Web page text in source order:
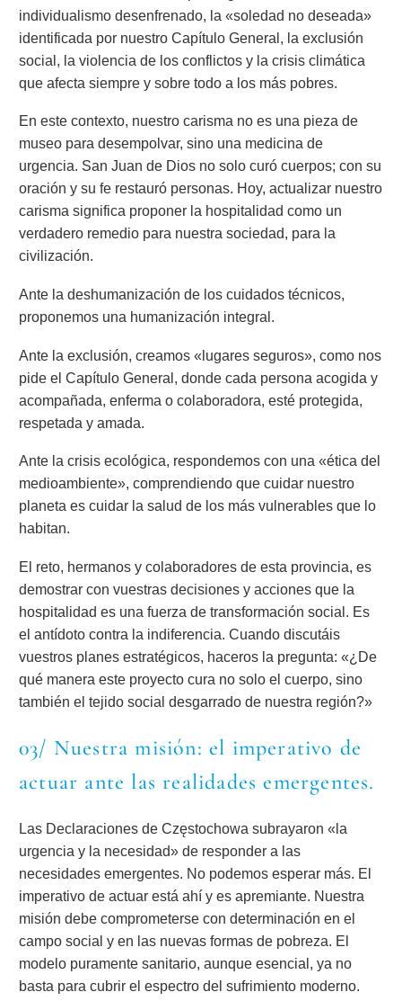
individualismo desenfrenado, la «soledad no deseada»
identificada por nuestro Capítulo General, la exclusión
social, la violencia de los conflictos y la crisis climática
que afecta siempre y sobre todo a los más pobres.
En este contexto, nuestro carisma no es una pieza de
museo para desempolvar, sino una medicina de
urgencia. San Juan de Dios no solo curó cuerpos; con su
oración y su fe restauró personas. Hoy, actualizar nuestro
carisma significa proponer la hospitalidad como un
verdadero remedio para nuestra sociedad, para la
civilización.
Ante la deshumanización de los cuidados técnicos,
proponemos una humanización integral.
Ante la exclusión, creamos «lugares seguros», como nos
pide el Capítulo General, donde cada persona acogida y
acompañada, enferma o colaboradora, esté protegida,
respetada y amada.
Ante la crisis ecológica, respondemos con una «ética del
medioambiente», comprendiendo que cuidar nuestro
planeta es cuidar la salud de los más vulnerables que lo
habitan.
El reto, hermanos y colaboradores de esta provincia, es
demostrar con vuestras decisiones y acciones que la
hospitalidad es una fuerza de transformación social. Es
el antídoto contra la indiferencia. Cuando discutáis
vuestros planes estratégicos, haceros la pregunta: «¿De
qué manera este proyecto cura no solo el cuerpo, sino
también el tejido social desgarrado de nuestra región?»
03/ Nuestra misión: el imperativo de
actuar ante las realidades emergentes.
Las Declaraciones de Częstochowa subrayaron «la
urgencia y la necesidad» de responder a las
necesidades emergentes. No podemos esperar más. El
imperativo de actuar está ahí y es apremiante. Nuestra
misión debe comprometerse con determinación en el
campo social y en las nuevas formas de pobreza. El
modelo puramente sanitario, aunque esencial, ya no
basta para cubrir el espectro del sufrimiento moderno.